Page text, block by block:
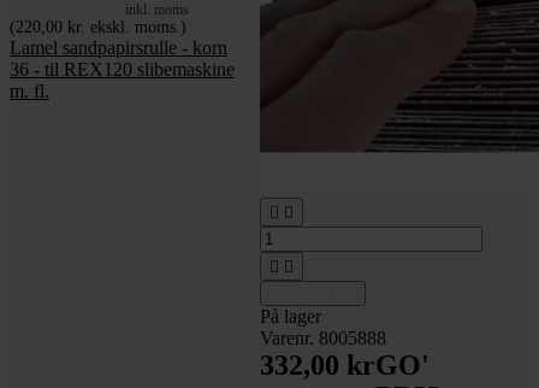
inkl. moms
(220,00 kr. ekskl. moms.)
Lamel sandpapirsrulle - korn
36 - til REX120 slibemaskine
m. fl.
 
 
På lager
Varenr. 8005888
332,00 krGO'